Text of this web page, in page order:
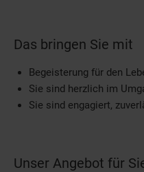
Das bringen Sie mit
Begeisterung für den
Sie sind herzlich im
Sie sind engagiert,
Unser Angebot für